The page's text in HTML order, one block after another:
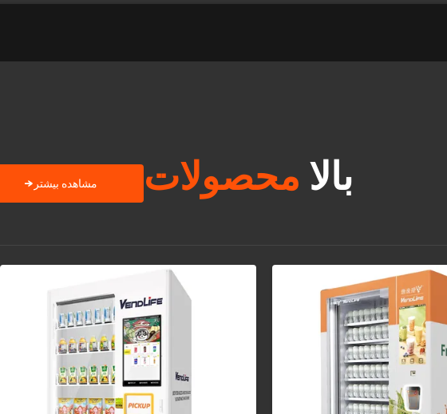
بالا محصولات مشاهده بیشتر →